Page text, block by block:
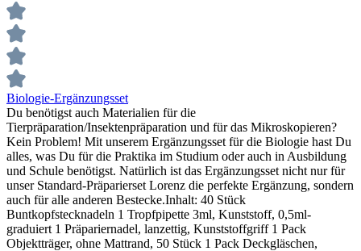
Biologie-Ergänzungsset
Du benötigst auch Materialien für die
Tierpräparation/Insektenpräparation und für das Mikroskopieren?
Kein Problem! Mit unserem Ergänzungsset für die Biologie hast Du
alles, was Du für die Praktika im Studium oder auch in Ausbildung
und Schule benötigst. Natürlich ist das Ergänzungsset nicht nur für
unser Standard-Präparierset Lorenz die perfekte Ergänzung, sondern
auch für alle anderen Bestecke.Inhalt: 40 Stück
Buntkopfstecknadeln 1 Tropfpipette 3ml, Kunststoff, 0,5ml-
graduiert 1 Präpariernadel, lanzettig, Kunststoffgriff 1 Pack
Objektträger, ohne Mattrand, 50 Stück 1 Pack Deckgläschen,